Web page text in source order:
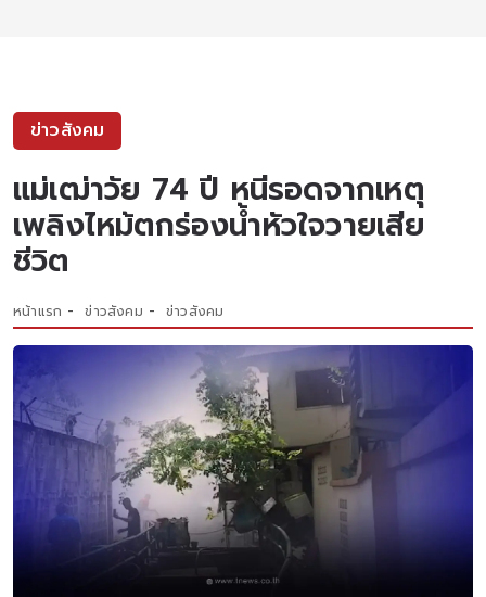
ข่าวสังคม
แม่เฒ่าวัย 74 ปี หนีรอดจากเหตุ
เพลิงไหม้ตกร่องน้ำหัวใจวายเสีย
ชีวิต
หน้าแรก ข่าวสังคม ข่าวสังคม